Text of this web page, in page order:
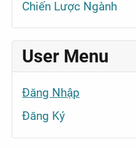
Chiến Lược Ngành
User Menu
Đăng Nhập
Đăng Ký